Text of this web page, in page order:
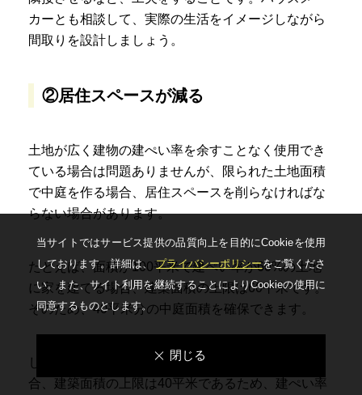
カーとも相談して、実際の生活をイメージしながら
間取りを設計しましょう。
②居住スペースが減る
土地が広く建物の建ぺい率を余すことなく使用でき
ている場合は問題ありませんが、限られた土地面積
で中庭を作る場合、居住スペースを削らなければな
らない場合があります。
たとえば、面積が100平米で建ぺい率が60%の土地
に家を建てる場合、建築面積の上限は60平米です。
そのため、40平米分の中庭面積を確保できます。
しかし、建ぺい率が80%で土地面積が50平米の場
合、建築面積の上限は40平米であるため、建ぺい率
当サイトではサービス提供の品質向上を⽬的にCookieを使⽤
しております。詳細は、プライバシーポリシーをご覧くださ
い。また、サイト利⽤を継続することによりCookieの使⽤に
同意するものとします。
閉じる